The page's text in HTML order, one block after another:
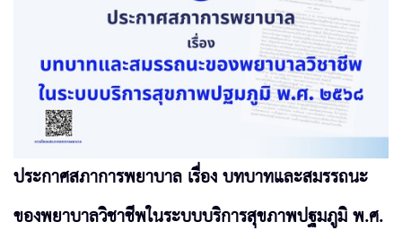
ประกาศสภาการพยาบาล เรื่อง บทบาทและสมรรถนะ
ของพยาบาลวิชาชีพในระบบบริการสุขภาพปฐมภูมิ พ.ศ.